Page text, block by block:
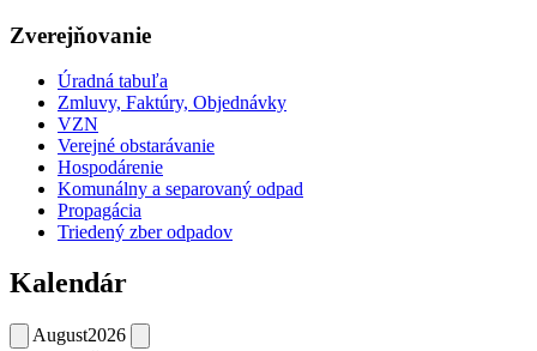
Zverejňovanie
Úradná tabuľa
Zmluvy, Faktúry, Objednávky
VZN
Verejné obstarávanie
Hospodárenie
Komunálny a separovaný odpad
Propagácia
Triedený zber odpadov
Kalendár
August2026